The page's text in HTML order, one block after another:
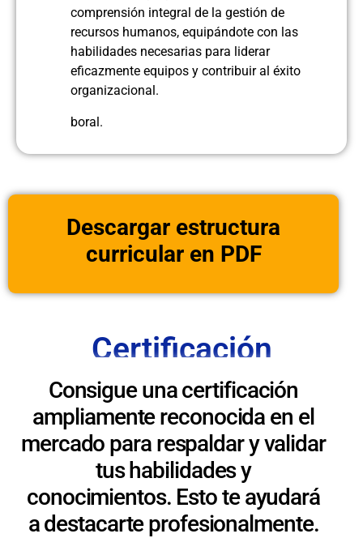
comprensión integral de la gestión de
recursos humanos, equipándote con las
habilidades necesarias para liderar
eficazmente equipos y contribuir al éxito
organizacional.
boral.
Descargar estructura
curricular en PDF
Certificación
Consigue una certificación
ampliamente reconocida en el
mercado para respaldar y validar
tus habilidades y
conocimientos. Esto te ayudará
a destacarte profesionalmente.